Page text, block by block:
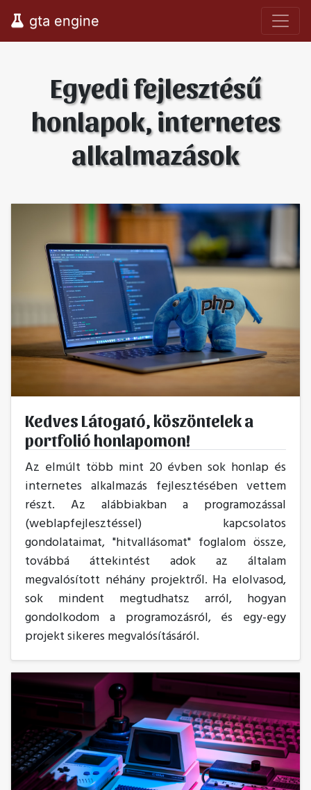
gta engine
Egyedi fejlesztésű
honlapok, internetes
alkalmazások
Kedves Látogató, köszöntelek a
portfolió honlapomon!
Az elmúlt több mint 20 évben sok honlap és
internetes alkalmazás fejlesztésében vettem
részt. Az alábbiakban a programozással
(weblapfejlesztéssel) kapcsolatos
gondolataimat, "hitvallásomat" foglalom össze,
továbbá áttekintést adok az általam
megvalósított néhány projektről. Ha elolvasod,
sok mindent megtudhatsz arról, hogyan
gondolkodom a programozásról, és egy-egy
projekt sikeres megvalósításáról.